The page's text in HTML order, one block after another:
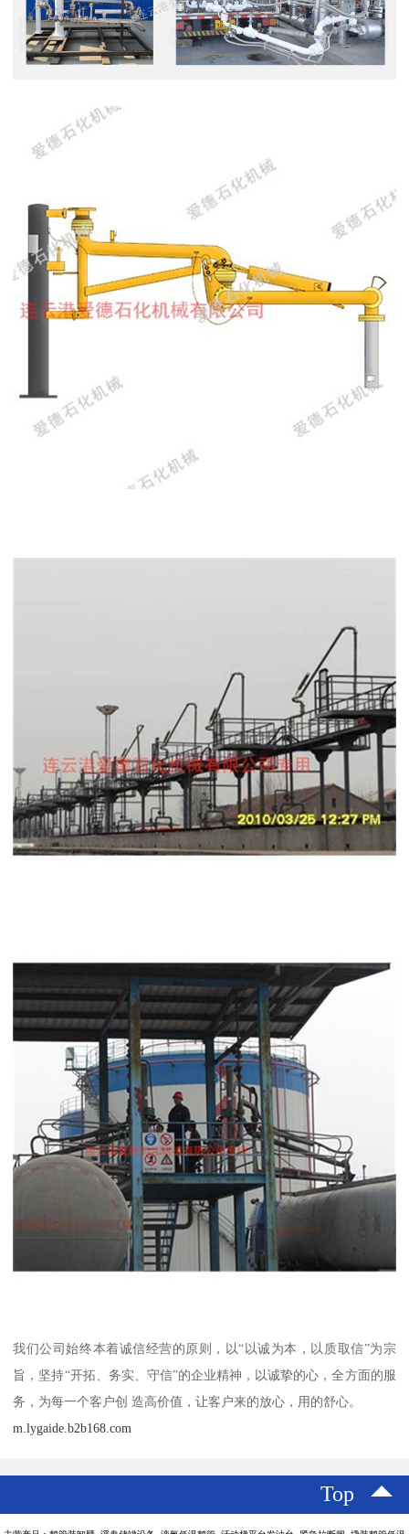
我们公司始终本着诚信经营的原则，以“以诚为本，以质取信”为宗
旨，坚持“开拓、务实、守信”的企业精神，以诚挚的心，全方面的服
务，为每一个客户创 造高价值，让客户来的放心，用的舒心。
m.lygaide.b2b168.com
Top